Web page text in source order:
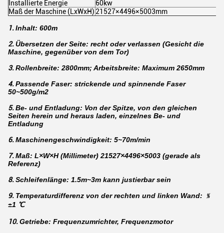
Installierte Energie
60kw
Maß der Maschine (LxWxH) 21527×4496×5003mm
1.Inhalt: 600m
2.Übersetzen der Seite: recht oder verlassen (Gesicht die
Maschine, gegenüber von dem Tor)
3.Rollenbreite: 2800mm; Arbeitsbreite: Maximum 2650mm
4.Passende Faser: strickende und spinnende Faser
50~500g/m2
5.Be- und Entladung: Von der Spitze, von den gleichen
Seiten herein und heraus laden, einzelnes Be- und
Entladung
6.Maschinengeschwindigkeit: 5~70m/min
7.Maß: L×W×H (Millimeter) 21527×4496×5003 (gerade als
Referenz)
8.Schleifenlänge: 1.5m~3m kann justierbar sein
9. Temperaturdifferenz von der rechten und linken Wand: ﹪
±1 ℃
10.Getriebe: Frequenzumrichter, Frequenzmotor